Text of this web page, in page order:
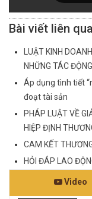
Bài viết liên
LUẬT KINH
NHỮNG TÁC
Áp dụng tình tiết
đoạt tài sản
PHÁP LUẬT VỀ
HIỆP ĐỊNH
CAM KẾT
HỎI ĐÁP LAO
Video